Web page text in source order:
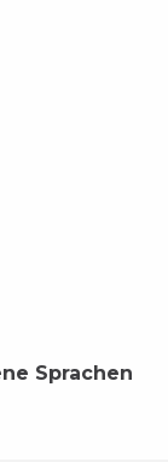
Sprachen
Sprachen